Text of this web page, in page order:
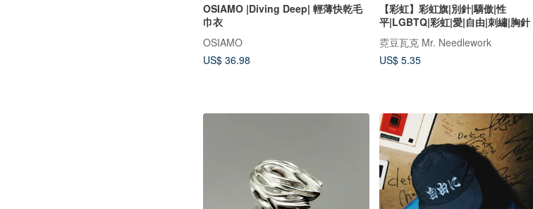
OSIAMO |Diving Deep| 輕薄快乾毛
巾衣
OSIAMO
US$ 36.98
【彩虹】彩虹旗|別針|驕傲|性
平|LGBTQ|彩虹|愛|自由|刺繡|胸針
霓豆瓦克 Mr. Needlework
US$ 5.35